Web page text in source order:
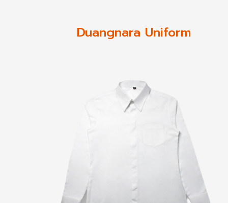
Duangnara Uniform